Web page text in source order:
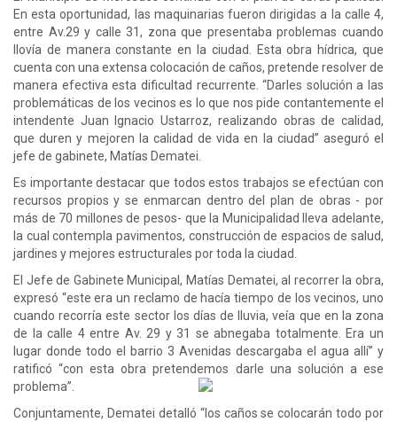
En esta oportunidad, las maquinarias fueron dirigidas a la calle 4,
entre Av.29 y calle 31, zona que presentaba problemas cuando
llovía de manera constante en la ciudad. Esta obra hídrica, que
cuenta con una extensa colocación de caños, pretende resolver de
manera efectiva esta dificultad recurrente. “Darles solución a las
problemáticas de los vecinos es lo que nos pide contantemente el
intendente Juan Ignacio Ustarroz, realizando obras de calidad,
que duren y mejoren la calidad de vida en la ciudad” aseguró el
jefe de gabinete, Matías Dematei.
Es importante destacar que todos estos trabajos se efectúan con
recursos propios y se enmarcan dentro del plan de obras - por
más de 70 millones de pesos- que la Municipalidad lleva adelante,
la cual contempla pavimentos, construcción de espacios de salud,
jardines y mejores estructurales por toda la ciudad.
El Jefe de Gabinete Municipal, Matías Dematei, al recorrer la obra,
expresó “este era un reclamo de hacía tiempo de los vecinos, uno
cuando recorría este sector los días de lluvia, veía que en la zona
de la calle 4 entre Av. 29 y 31 se abnegaba totalmente. Era un
lugar donde todo el barrio 3 Avenidas descargaba el agua allí” y
ratificó “con esta obra pretendemos darle una solución a ese
problema”.
Conjuntamente, Dematei detalló “los caños se colocarán todo por